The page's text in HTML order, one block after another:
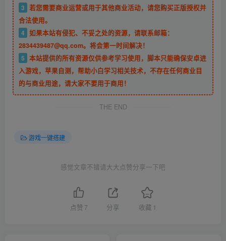
3 若您需要商业运营或用于其他商业活动，请您购买正版授权并
合法使用。
4 如果本站有侵犯、不妥之处的资源，请联系邮箱：
2834439487@qq.com。将会第一时间解决！
5 本站提供的所有资源仅供参考学习使用，脚本只能确保安卓进
入游戏，苹果自测，帮助小白学习相关技术，不存在任何商业目
的与商业用途，请大家不要用于商用！
THE END
游戏一键搭建
感觉文章不错请大大点赞分享一下吧
点赞 7 分享 收藏 1